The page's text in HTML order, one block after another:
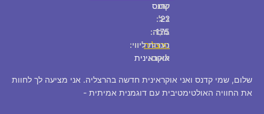
שם:
קדנס
גיל:
22
גוֹבַה:
175
נערות ליווי:
הרצליה
לאום:
אוקראינית
שלום, שמי קדנס ואני אוקראינית חדשה בהרצליה. אני מציעה לך לחוות
את החוויה האולטימטיבית עם דוגמנית אמיתית -